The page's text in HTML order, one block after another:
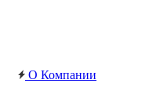
О Компании